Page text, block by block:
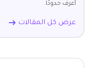
أعرف حدودًا.
عرض كل المقالات